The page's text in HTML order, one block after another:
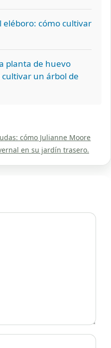
eléboro: cómo cultivar
planta de huevo
cultivar un árbol de
cómo Julianne Moore
en su jardín trasero.